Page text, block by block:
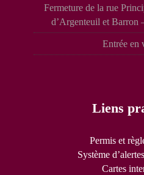
Fermeture de la rue
d’Argenteuil et Barron
Entrée en
Liens
Permis et
Système
Cartes